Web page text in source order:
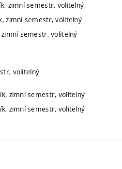
zimní semestr, volitelný
zimní semestr, volitelný
semestr, volitelný
volitelný
zimní semestr, volitelný
zimní semestr, volitelný